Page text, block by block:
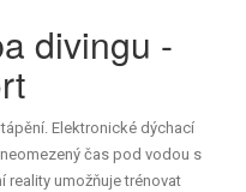
divingu -
Elektronické dýchací
čas pod vodou s
reality umožňuje trénovat